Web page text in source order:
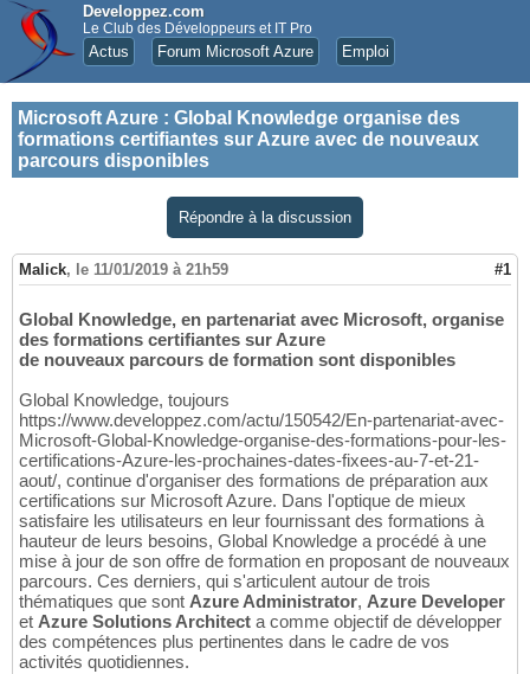
Developpez.com
Le Club des Développeurs et IT Pro
Actus Forum Microsoft Azure Emploi
Microsoft Azure : Global Knowledge organise des
formations certifiantes sur Azure avec de nouveaux
parcours disponibles
Répondre à la discussion
Malick, le 11/01/2019 à 21h59 #1
Global Knowledge, en partenariat avec Microsoft, organise
des formations certifiantes sur Azure
de nouveaux parcours de formation sont disponibles
Global Knowledge, toujours
https://www.developpez.com/actu/150542/En-partenariat-avec-
Microsoft-Global-Knowledge-organise-des-formations-pour-les-
certifications-Azure-les-prochaines-dates-fixees-au-7-et-21-
aout/, continue d'organiser des formations de préparation aux
certifications sur Microsoft Azure. Dans l'optique de mieux
satisfaire les utilisateurs en leur fournissant des formations à
hauteur de leurs besoins, Global Knowledge a procédé à une
mise à jour de son offre de formation en proposant de nouveaux
parcours. Ces derniers, qui s'articulent autour de trois
thématiques que sont Azure Administrator, Azure Developer
et Azure Solutions Architect a comme objectif de développer
des compétences plus pertinentes dans le cadre de vos
activités quotidiennes.